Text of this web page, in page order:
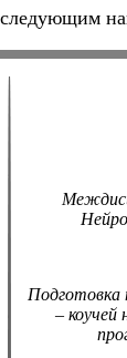
Подготовка
– коучей